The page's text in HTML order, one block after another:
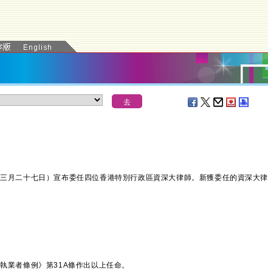
二十七日）宣布委任四位香港特別行政區資深大律師。新獲委任的資深大律
者條例》第31A條作出以上任命。